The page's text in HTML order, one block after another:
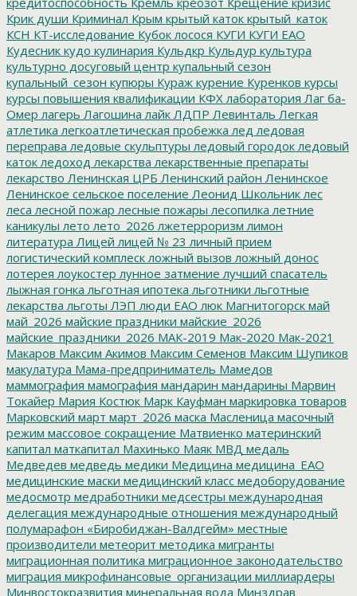
Крик души Криминал Крым крытый каток крытый_каток
КСН КТ-исследование Кубок лосося КУГИ КУГИ ЕАО
Кудесник кудо кулинария Кульдкр Кульдур культура
культурно досуговый центр купальный сезон
купальный_сезон купюры Кураж курение Куренков курсы
курсы повышения квалификации КФХ лаборатория Лаг ба-
Омер лагерь Лагошина лайк ЛДПР Левинталь Легкая
атлетика легкоатлетическая пробежка лед ледовая
переправа ледовые скульптуры ледовый городок ледовый
каток ледоход лекарства лекарственные препараты
лекарство Ленинская ЦРБ Ленинский район Ленинское
Ленинское сельское поселение Леонид Школьник лес
леса лесной пожар лесные пожары лесопилка летние
каникулы лето лето_2026 лжетерроризм лимон
литература Лицей лицей № 23 личный прием
логистический комплеск ложный вызов ложный донос
лотерея лоукостер лунное затмение лучший спасатель
лыжная гонка льготная ипотека льготники льготные
лекарства льготы ЛЭП люди ЕАО люк Магнитогорск май
май_2026 майские праздники майские_2026
майские_праздники_2026 МАК-2019 Мак-2020 Мак-2021
Макаров Максим Акимов Максим Семенов Максим Шупиков
макулатура Мама-предприниматель Мамедов
маммография мамография мандарин мандарины Марвин
Токайер Мария Костюк Марк Кауфман маркировка товаров
Марковский март март_2026 маска Масленица масочный
режим массовое сокращение Матвиенко материнский
капитал маткапитал Махинько Маяк МВД медаль
Медведев медведь медики Медицина медицина_ЕАО
медицинские маски медицинский класс медоборудование
медосмотр медработники медсестры международная
делегация международные отношения международный
полумарафон «Биробиджан-Валдгейм» местные
производители метеорит методика мигранты
миграционная политика миграционное законодательство
миграция микрофинансовые_организации миллиардеры
Минвостокразвития минеральная вода Минздрав